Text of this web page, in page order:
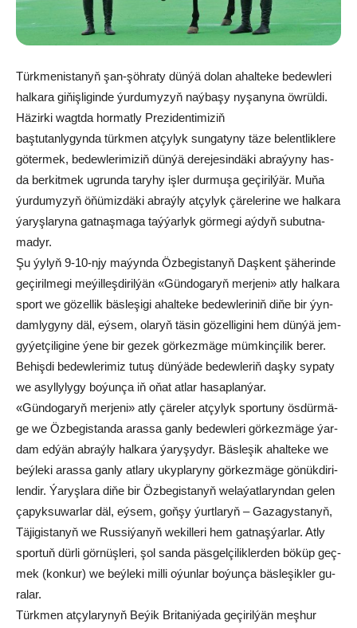
Türk­me­nis­ta­nyň şan-şöh­ra­ty dün­ýä do­lan ahal­te­ke be­dew­le­ri
hal­ka­ra gi­ňiş­li­gin­de ýur­du­my­zyň naý­ba­şy ny­şa­ny­na öw­rül­di.
Hä­zir­ki wagt­da hor­mat­ly Pre­zi­den­ti­mi­ziň
baş­tu­tan­ly­gyn­da türk­men at­çy­lyk sun­ga­ty­ny tä­ze be­lent­lik­le­re
gö­ter­mek, be­dew­le­ri­mi­ziň dün­ýä de­re­je­sin­dä­ki ab­ra­ýy­ny has-
da ber­kit­mek ug­run­da ta­ry­hy iş­ler dur­mu­şa ge­çi­ril­ýär. Mu­ňa
ýur­du­my­zyň öňü­miz­dä­ki ab­raý­ly at­çy­lyk çä­re­le­ri­ne we hal­ka­ra
ýa­ryş­la­ry­na gat­naş­ma­ga taý­ýar­lyk gör­me­gi aý­dyň su­but­na­
ma­dyr.
Şu ýy­lyň 9-10-njy ma­ýyn­da Öz­be­gis­ta­nyň Daş­kent şä­he­rin­de
ge­çi­ril­me­gi me­ýil­leş­di­ril­ýän «Gün­do­ga­ryň mer­je­ni» at­ly hal­ka­ra
sport we gö­zel­lik bäs­le­şi­gi ahal­te­ke be­dew­le­ri­niň di­ňe bir ýyn­
dam­ly­gy­ny däl, eý­sem, ola­ryň tä­sin gö­zel­li­gi­ni hem dün­ýä jem­
gy­ýet­çi­li­gi­ne ýe­ne bir ge­zek gör­kez­mä­ge müm­kin­çi­lik be­rer.
Be­hiş­di be­dew­le­ri­miz tu­tuş dün­ýä­de be­dew­le­riň daş­ky sy­pa­ty
we asyl­ly­ly­gy bo­ýun­ça iň oňat atlar ha­sap­lan­ýar.
«Gün­do­ga­ryň mer­je­ni» at­ly çä­re­ler at­çy­lyk spor­tu­ny ös­dür­mä­
ge we Öz­be­gis­tan­da aras­sa gan­ly be­dew­le­ri gör­kez­mä­ge ýar­
dam ed­ýän ab­raý­ly hal­ka­ra ýa­ry­şy­dyr. Bäs­le­şik ahal­te­ke we
beý­le­ki aras­sa gan­ly at­la­ry ukyp­la­ry­ny gör­kez­mä­ge gö­nük­di­ri­
len­dir. Ýa­ryş­la­ra di­ňe bir Öz­be­gis­ta­nyň we­la­ýat­la­ryn­dan ge­len
ça­pyk­su­war­lar däl, eý­sem, goň­şy ýurt­la­ryň – Ga­za­gys­ta­nyň,
Tä­ji­gis­ta­nyň we Rus­si­ýa­nyň we­kil­le­ri hem gat­naş­ýar­lar. At­ly
spor­tuň dür­li gör­nüş­le­ri, şol san­da päs­gel­çi­lik­ler­den bö­küp geç­
mek (kon­kur) we beý­le­ki mil­li oýun­lar bo­ýun­ça bäs­le­şik­ler gu­
ra­lar.
Türk­men at­çy­la­ry­nyň Be­ýik Bri­ta­ni­ýa­da ge­çi­ril­ýän meş­hur